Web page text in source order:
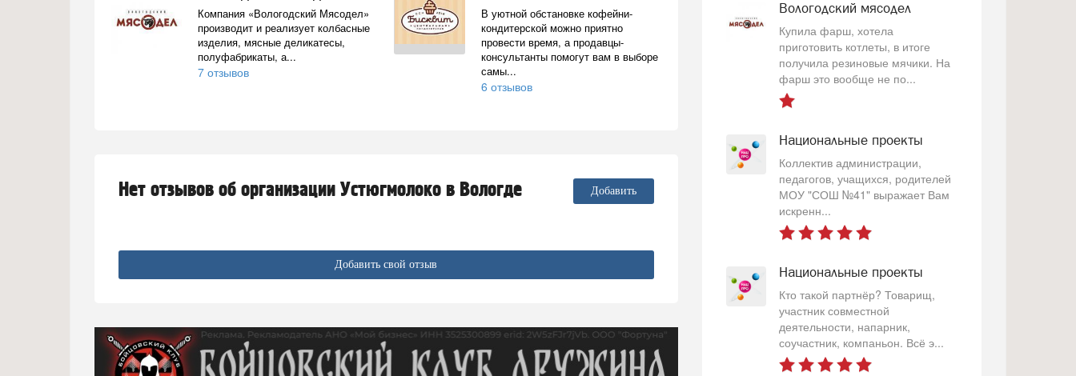
Компания «Вологодский Мясодел»
производит и реализует колбасные
изделия, мясные деликатесы,
полуфабрикаты, а...
7 отзывов
В уютной обстановке кофейни-
кондитерской можно приятно
провести время, а продавцы-
консультанты помогут вам в выборе
самы...
6 отзывов
Нет отзывов об организации Устюгмолоко в Вологде Добавить
Добавить свой отзыв
Вологодский мясодел
Купила фарш, хотела
приготовить котлеты, в итоге
получила резиновые мячики. На
фарш это вообще не по...
Национальные проекты
Коллектив администрации,
педагогов, учащихся, родителей
МОУ "СОШ №41" выражает Вам
искренн...
Национальные проекты
Кто такой партнёр? Товарищ,
участник совместной
деятельности, напарник,
соучастник, компаньон. Всё э...